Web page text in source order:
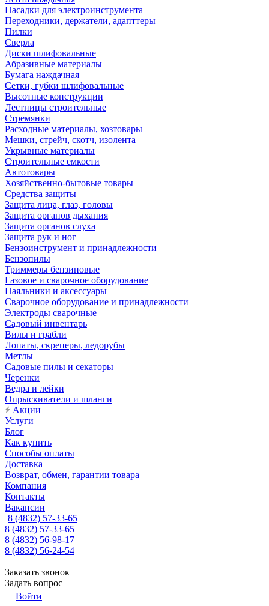
Насадки для электроинструмента
Переходники, держатели, адапттеры
Пилки
Сверла
Диски шлифовальные
Абразивные материалы
Бумага наждачная
Сетки, губки шлифовальные
Высотные конструкции
Лестницы строительные
Стремянки
Расходные материалы, хозтовары
Мешки, стрейч, скотч, изолента
Укрывные материалы
Строительные емкости
Автотовары
Хозяйственно-бытовые товары
Средства защиты
Защита лица, глаз, головы
Защита органов дыхания
Защита органов слуха
Защита рук и ног
Бензоинструмент и принадлежности
Бензопилы
Триммеры бензиновые
Газовое и сварочное оборудование
Паяльники и аксессуары
Сварочное оборудование и принадлежности
Электроды сварочные
Садовый инвентарь
Вилы и грабли
Лопаты, скреперы, ледорубы
Метлы
Садовые пилы и секаторы
Черенки
Ведра и лейки
Опрыскиватели и шланги
Акции
Услуги
Блог
Как купить
Способы оплаты
Доставка
Возврат, обмен, гарантии товара
Компания
Контакты
Вакансии
8 (4832) 57-33-65
8 (4832) 57-33-65
8 (4832) 56-98-17
8 (4832) 56-24-54
Заказать звонок
Задать вопрос
Войти